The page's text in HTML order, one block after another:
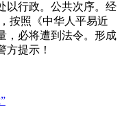
以行政。公共次序。经
按照《中华人平易近
，必将遭到法令。形成
方提示！